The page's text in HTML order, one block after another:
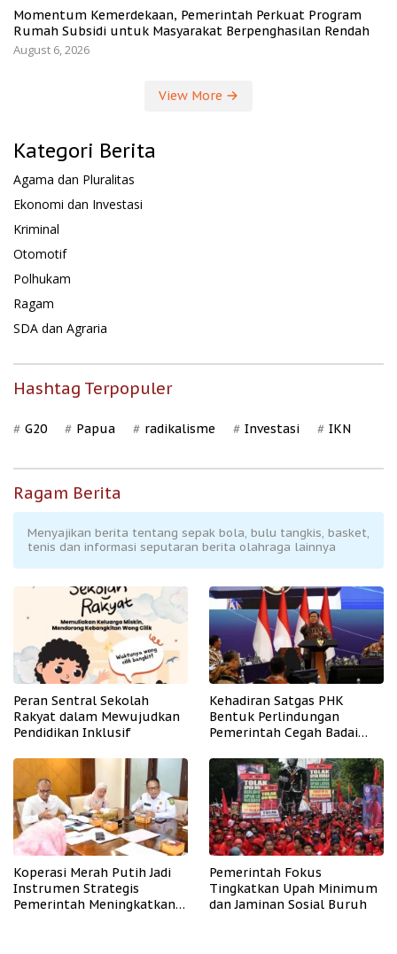
Momentum Kemerdekaan, Pemerintah Perkuat Program
Rumah Subsidi untuk Masyarakat Berpenghasilan Rendah
August 6, 2026
View More
Kategori Berita
Agama dan Pluralitas
Ekonomi dan Investasi
Kriminal
Otomotif
Polhukam
Ragam
SDA dan Agraria
Hashtag Terpopuler
G20 Papua radikalisme Investasi IKN
Ragam Berita
Menyajikan berita tentang sepak bola, bulu tangkis, basket,
tenis dan informasi seputaran berita olahraga lainnya
Peran Sentral Sekolah
Rakyat dalam Mewujudkan
Pendidikan Inklusif
Kehadiran Satgas PHK
Bentuk Perlindungan
Pemerintah Cegah Badai
Koperasi Merah Putih Jadi
Instrumen Strategis
Pemerintah Meningkatkan
Pemerintah Fokus
Tingkatkan Upah Minimum
dan Jaminan Sosial Buruh